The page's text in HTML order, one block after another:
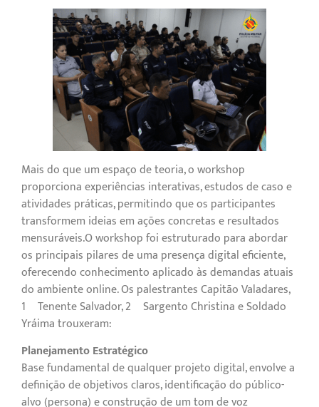
Mais do que um espaço de teoria, o workshop
proporciona experiências interativas, estudos de caso e
atividades práticas, permitindo que os participantes
transformem ideias em ações concretas e resultados
mensuráveis.O workshop foi estruturado para abordar
os principais pilares de uma presença digital eficiente,
oferecendo conhecimento aplicado às demandas atuais
do ambiente online. Os palestrantes Capitão Valadares,
1º Tenente Salvador, 2º Sargento Christina e Soldado
Yráima trouxeram:
Planejamento Estratégico
Base fundamental de qualquer projeto digital, envolve a
definição de objetivos claros, identificação do público-
alvo (persona) e construção de um tom de voz